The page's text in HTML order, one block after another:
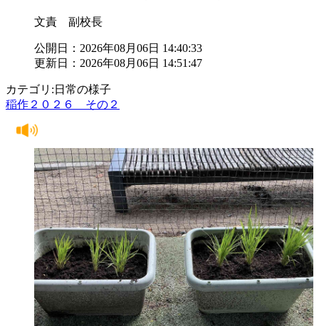
文責 副校長
公開日：2026年08月06日 14:40:33
更新日：2026年08月06日 14:51:47
カテゴリ:日常の様子
稲作２０２６ その２